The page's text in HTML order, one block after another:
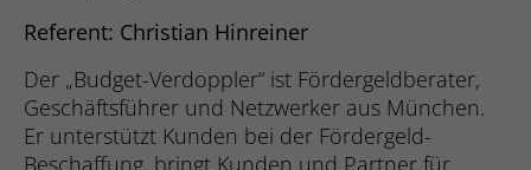
Referent: Christian Hinreiner
Der „Budget-Verdoppler“ ist Fördergeldberater,
Geschäftsführer und Netzwerker aus München.
Er unterstützt Kunden bei der Fördergeld-
Beschaffung, bringt Kunden und Partner für
Zweck
für die Website, um gültige Berichte über
Name _cfuvid
_gat
Anbieter Goolge Analytis
Anbieter Hubspot
Laufzeit 1 Tag